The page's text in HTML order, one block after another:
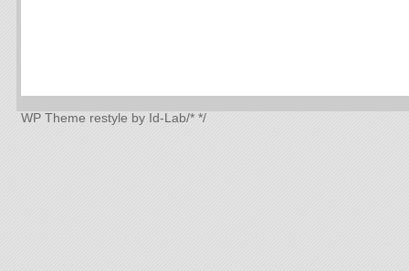
WP Theme restyle by Id-Lab/* */